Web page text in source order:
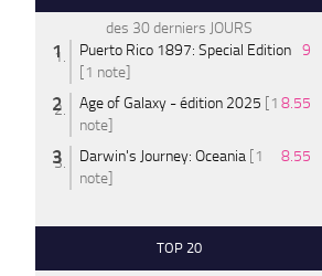
des 30 derniers JOURS
Puerto Rico 1897: Special Edition
[1 note]
9
Age of Galaxy - édition 2025 [1
note]
8.55
Darwin's Journey: Oceania [1
note]
8.55
TOP 20